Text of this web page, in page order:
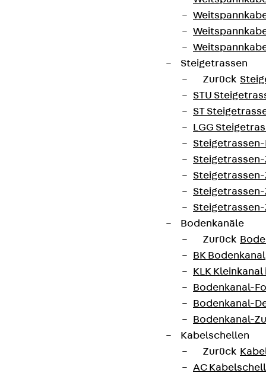
Steigetrassen
Zurück
STU
ST
LGG
Steigetrassen-
Steigetrassen-
Steigetrassen-
Steigetrassen-
Bodenkanäle
Zurück
BK Bodenkanal
KLK
Bodenkanal-
Bodenkanal-
Bodenkanal-
Kabelschellen
Zurück
AC